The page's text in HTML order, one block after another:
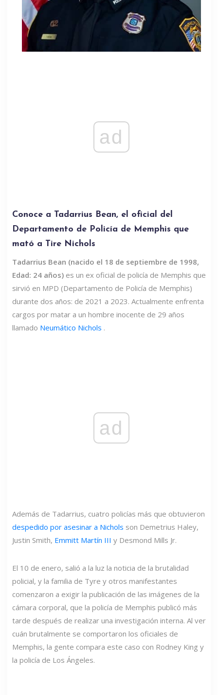
ad
Conoce a Tadarrius Bean, el oficial del
Departamento de Policía de Memphis que
mató a Tire Nichols
Tadarrius Bean (nacido el 18 de septiembre de 1998,
Edad: 24 años) es un ex oficial de policía de Memphis que
sirvió en MPD (Departamento de Policía de Memphis)
durante dos años: de 2021 a 2023. Actualmente enfrenta
cargos por matar a un hombre inocente de 29 años
llamado Neumático Nichols .
ad
Además de Tadarrius, cuatro policías más que obtuvieron
despedido por asesinar a Nichols son Demetrius Haley,
Justin Smith, Emmitt Martín III y Desmond Mills Jr.
El 10 de enero, salió a la luz la noticia de la brutalidad
policial, y la familia de Tyre y otros manifestantes
comenzaron a exigir la publicación de las imágenes de la
cámara corporal, que la policía de Memphis publicó más
tarde después de realizar una investigación interna. Al ver
cuán brutalmente se comportaron los oficiales de
Memphis, la gente compara este caso con Rodney King y
la policía de Los Ángeles.